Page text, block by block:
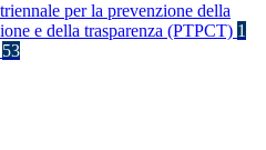
per la prevenzione della
e della trasparenza (PTPCT) 1
53